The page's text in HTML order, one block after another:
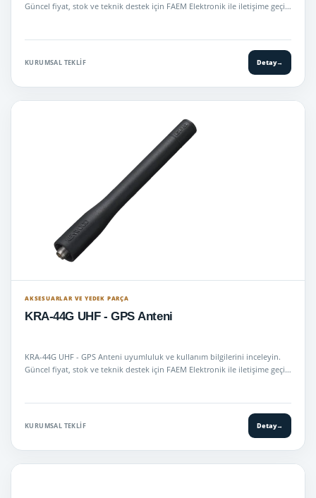
Güncel fiyat, stok ve teknik destek için FAEM Elektronik ile iletişime geçi…
KURUMSAL TEKLIF Detay→
AKSESUARLAR VE YEDEK PARÇA
KRA-44G UHF - GPS Anteni
KRA-44G UHF - GPS Anteni uyumluluk ve kullanım bilgilerini inceleyin.
Güncel fiyat, stok ve teknik destek için FAEM Elektronik ile iletişime geçi…
KURUMSAL TEKLIF Detay→